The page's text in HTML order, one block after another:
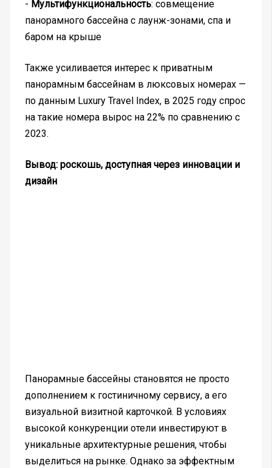
- Мультифункциональность: совмещение
панорамного бассейна с лаунж-зонами, спа и
баром на крыше
Также усиливается интерес к приватным
панорамным бассейнам в люксовых номерах —
по данным Luxury Travel Index, в 2025 году спрос
на такие номера вырос на 22% по сравнению с
2023.
Вывод: роскошь, доступная через инновации и
дизайн
Панорамные бассейны становятся не просто
дополнением к гостиничному сервису, а его
визуальной визитной карточкой. В условиях
высокой конкуренции отели инвестируют в
уникальные архитектурные решения, чтобы
выделиться на рынке. Однако за эффектным